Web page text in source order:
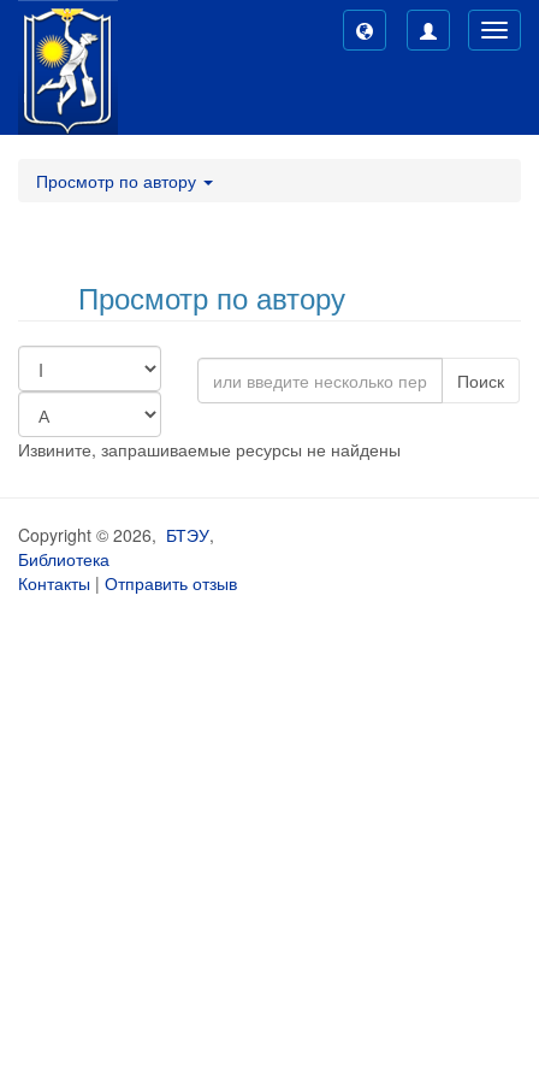
Просмотр по автору
Просмотр по автору
Поиск
Извините, запрашиваемые ресурсы не найдены
Copyright © 2026, БТЭУ,
Библиотека
Контакты | Отправить отзыв